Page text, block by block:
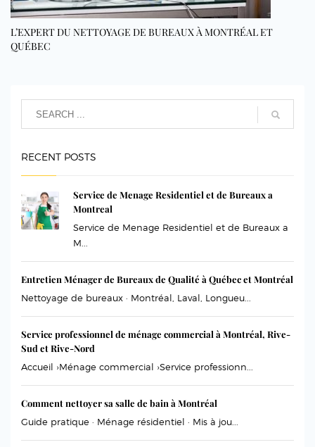
L’EXPERT DU NETTOYAGE DE BUREAUX À MONTRÉAL ET
QUÉBEC
RECENT POSTS
Service de Menage Residentiel et de Bureaux a
Montreal
Service de Menage Residentiel et de Bureaux a
M...
Entretien Ménager de Bureaux de Qualité à Québec et Montréal
Nettoyage de bureaux · Montréal, Laval, Longueu...
Service professionnel de ménage commercial à Montréal, Rive-
Sud et Rive-Nord
Accueil ›Ménage commercial ›Service professionn...
Comment nettoyer sa salle de bain à Montréal
Guide pratique · Ménage résidentiel · Mis à jou...